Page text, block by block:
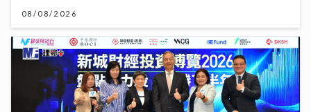
港股下半年布局關鍵：專家拆解「七翻身」真偽 聚焦北
水與AI新趨勢
12/07/2026